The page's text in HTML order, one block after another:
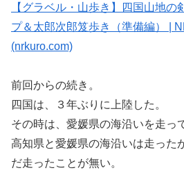
【グラベル・山歩き】四国山地の
プ＆太郎次郎笈歩き（準備編） |
(nrkuro.com)
前回からの続き。
四国は、３年ぶりに上陸した。
その時は、愛媛県の海沿いを走っ
高知県と愛媛県の海沿いは走った
だ走ったことが無い。